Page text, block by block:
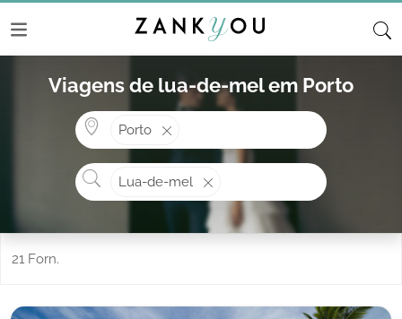
Viagens de lua-de-mel em Porto
Porto
Lua-de-mel
21 Forn.